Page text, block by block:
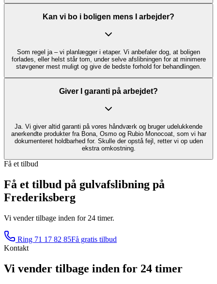
Kan vi bo i boligen mens I arbejder?
Som regel ja – vi planlægger i etaper. Vi anbefaler dog, at boligen
forlades, eller helst står tom, under selve afslibningen for at minimere
støvgener mest muligt og give de bedste forhold for behandlingen.
Giver I garanti på arbejdet?
Ja. Vi giver altid garanti på vores håndværk og bruger udelukkende
anerkendte produkter fra Bona, Osmo og Rubio Monocoat, som vi har
dokumenteret holdbarhed for. Skulle der opstå fejl, retter vi op uden
ekstra omkostning.
Få et tilbud
Få et tilbud på gulvafslibning på
Frederiksberg
Vi vender tilbage inden for 24 timer.
Ring 71 17 82 85Få gratis tilbud
Kontakt
Vi vender tilbage inden for 24 timer